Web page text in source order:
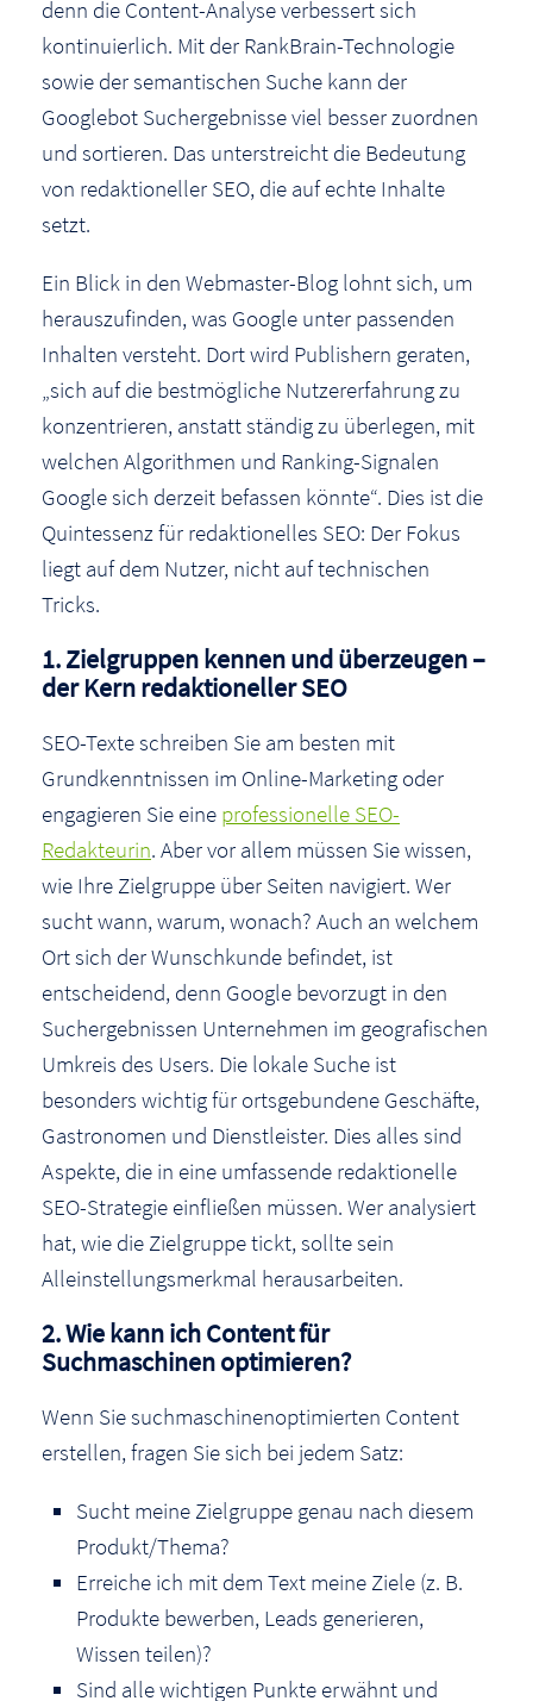
denn die Content-Analyse verbessert sich
kontinuierlich. Mit der RankBrain-Technologie
sowie der semantischen Suche kann der
Googlebot Suchergebnisse viel besser zuordnen
und sortieren. Das unterstreicht die Bedeutung
von redaktioneller SEO, die auf echte Inhalte
setzt.
Ein Blick in den Webmaster-Blog lohnt sich, um
herauszufinden, was Google unter passenden
Inhalten versteht. Dort wird Publishern geraten,
„sich auf die bestmögliche Nutzererfahrung zu
konzentrieren, anstatt ständig zu überlegen, mit
welchen Algorithmen und Ranking-Signalen
Google sich derzeit befassen könnte“. Dies ist die
Quintessenz für redaktionelles SEO: Der Fokus
liegt auf dem Nutzer, nicht auf technischen
Tricks.
1. Zielgruppen kennen und überzeugen –
der Kern redaktioneller SEO
SEO-Texte schreiben Sie am besten mit
Grundkenntnissen im Online-Marketing oder
engagieren Sie eine professionelle SEO-
Redakteurin. Aber vor allem müssen Sie wissen,
wie Ihre Zielgruppe über Seiten navigiert. Wer
sucht wann, warum, wonach? Auch an welchem
Ort sich der Wunschkunde befindet, ist
entscheidend, denn Google bevorzugt in den
Suchergebnissen Unternehmen im geografischen
Umkreis des Users. Die lokale Suche ist
besonders wichtig für ortsgebundene Geschäfte,
Gastronomen und Dienstleister. Dies alles sind
Aspekte, die in eine umfassende redaktionelle
SEO-Strategie einfließen müssen. Wer analysiert
hat, wie die Zielgruppe tickt, sollte sein
Alleinstellungsmerkmal herausarbeiten.
2. Wie kann ich Content für
Suchmaschinen optimieren?
Wenn Sie suchmaschinenoptimierten Content
erstellen, fragen Sie sich bei jedem Satz:
Sucht meine Zielgruppe genau nach diesem
Produkt/Thema?
Erreiche ich mit dem Text meine Ziele (z. B.
Produkte bewerben, Leads generieren,
Wissen teilen)?
Sind alle wichtigen Punkte erwähnt und